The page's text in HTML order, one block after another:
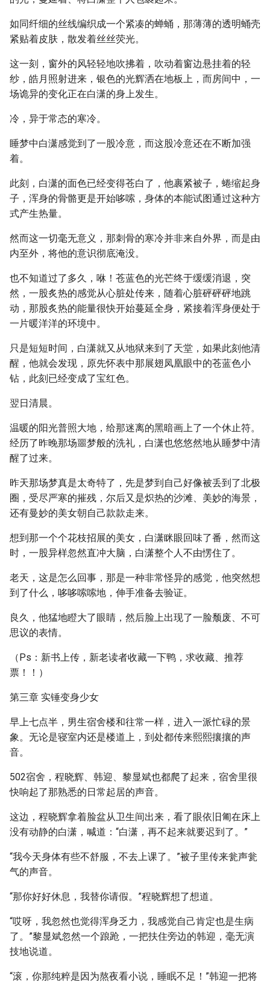
如同纤细的丝线编织成一个紧凑的蝉蛹，那薄薄的透明蛹壳
紧贴着皮肤，散发着丝丝荧光。
这一刻，窗外的风轻轻地吹拂着，吹动着窗边悬挂着的轻
纱，皓月照射进来，银色的光辉洒在地板上，而房间中，一
场诡异的变化正在白潇的身上发生。
冷，异于常态的寒冷。
睡梦中白潇感觉到了一股冷意，而这股冷意还在不断加强
着。
此刻，白潇的面色已经变得苍白了，他裹紧被子，蜷缩起身
子，浑身的骨骼更是开始哆嗦，身体的本能试图通过这种方
式产生热量。
然而这一切毫无意义，那刺骨的寒冷并非来自外界，而是由
内至外，将他的意识彻底淹没。
也不知道过了多久，咻！苍蓝色的光芒终于缓缓消退，突
然，一股炙热的感觉从心脏处传来，随着心脏砰砰砰地跳
动，那股炙热的能量很快开始蔓延全身，紧接着浑身便处于
一片暖洋洋的环境中。
只是短短时间，白潇就又从地狱来到了天堂，如果此刻他清
醒，他就会发现，原先怀表中那展翅凤凰眼中的苍蓝色小
钻，此刻已经变成了宝红色。
翌日清晨。
温暖的阳光普照大地，给那迷离的黑暗画上了一个休止符。
经历了昨晚那场噩梦般的洗礼，白潇也悠悠然地从睡梦中清
醒了过来。
昨天那场梦真是太奇特了，先是梦到自己好像被丢到了北极
圈，受尽严寒的摧残，尔后又是炽热的沙滩、美妙的海景，
还有曼妙的美女朝自己款款走来。
想到那一个个花枝招展的美女，白潇眯眼回味了番，然而这
时，一股异样忽然直冲大脑，白潇整个人不由愣住了。
老天，这是怎么回事，那是一种非常怪异的感觉，他突然想
到了什么，哆哆嗦嗦地，伸手准备去验证。
良久，他猛地瞪大了眼睛，然后脸上出现了一脸颓废、不可
思议的表情。
（Ps：新书上传，新老读者收藏一下鸭，求收藏、推荐
票！！）
第三章 实锤变身少女
早上七点半，男生宿舍楼和往常一样，进入一派忙碌的景
象。无论是寝室内还是楼道上，到处都传来熙熙攘攘的声
音。
502宿舍，程晓辉、韩迎、黎显斌也都爬了起来，宿舍里很
快响起了那熟悉的日常起居的声音。
这边，程晓辉拿着脸盆从卫生间出来，看了眼依旧匍在床上
没有动静的白潇，喊道：“白潇，再不起来就要迟到了。”
“我今天身体有些不舒服，不去上课了。”被子里传来瓮声瓮
气的声音。
“那你好好休息，我替你请假。”程晓辉想了想道。
“哎呀，我忽然也觉得浑身乏力，我感觉自己肯定也是生病
了。”黎显斌忽然一个踉跄，一把扶住旁边的韩迎，毫无演
技地说道。
“滚，你那纯粹是因为熬夜看小说，睡眠不足！”韩迎一把将